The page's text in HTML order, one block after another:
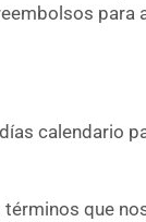
calendario
que